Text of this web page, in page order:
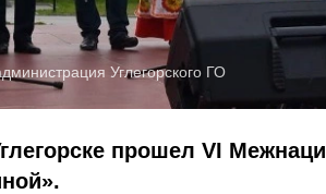
Углегорского ГО
прошел VI